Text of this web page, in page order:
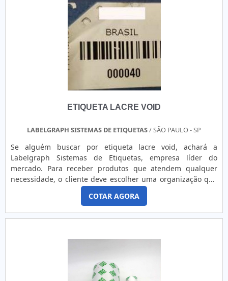
ETIQUETA LACRE VOID
LABELGRAPH SISTEMAS DE ETIQUETAS/ SÃO PAULO - SP
Se alguém buscar por etiqueta lacre void, achará a
Labelgraph Sistemas de Etiquetas, empresa líder do
mercado. Para receber produtos que atendem qualquer
necessidade, o cliente deve escolher uma organização que
se destaque por um bom suporte pré-venda e tenha ampla
experiência no ramo.Quando a busca é por etiqueta lacre
void, com os profissionais da Labelgraph Sistemas de
Etiquetas o cliente encontrará assertividade e
clientes uma estrutura com escritório de alta qualidade
onde são realizadas as atividades e equipamentos de
COTAR AGORA